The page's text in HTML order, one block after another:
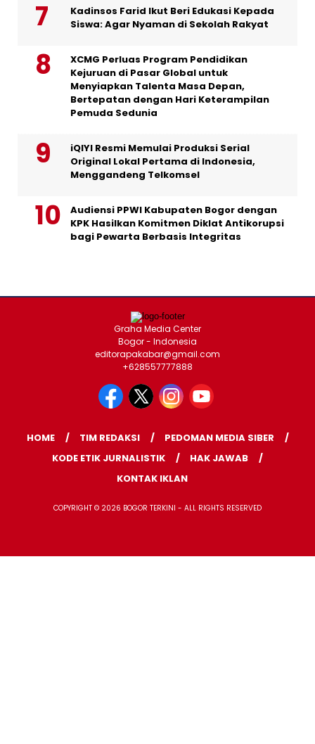
Kadinsos Farid Ikut Beri Edukasi Kepada
Siswa: Agar Nyaman di Sekolah Rakyat
XCMG Perluas Program Pendidikan
Kejuruan di Pasar Global untuk
Menyiapkan Talenta Masa Depan,
Bertepatan dengan Hari Keterampilan
Pemuda Sedunia
iQIYI Resmi Memulai Produksi Serial
Original Lokal Pertama di Indonesia,
Menggandeng Telkomsel
Audiensi PPWI Kabupaten Bogor dengan
KPK Hasilkan Komitmen Diklat Antikorupsi
bagi Pewarta Berbasis Integritas
Graha Media Center
Bogor - Indonesia
editorapakabar@gmail.com
+628557777888
HOME TIM REDAKSI
PEDOMAN MEDIA SIBER
KODE ETIK JURNALISTIK
HAK JAWAB
KONTAK IKLAN
COPYRIGHT © 2026 BOGOR TERKINI - ALL RIGHTS RESERVED